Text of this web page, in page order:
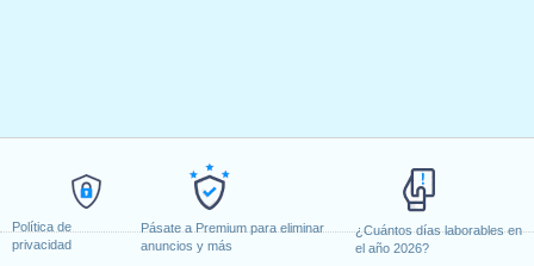
Política de
privacidad
Pásate a Premium para eliminar
anuncios y más
¿Cuántos días laborables en
el año 2026?